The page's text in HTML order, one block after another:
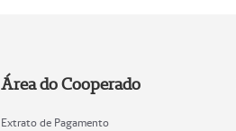
Área do Cooperado
Extrato de Pagamento